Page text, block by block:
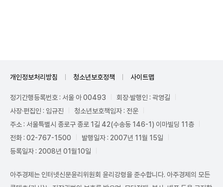
개인정보처리방침 청소년보호정책 사이트맵
정기간행등록번호 : 서울 아 00493
회장·발행인 : 곽영길
사장·편집인 : 임규진
청소년보호책임자 : 전운
주소 : 서울특별시 종로구 종로 1길 42(수송동 146-1) 이마빌딩 11층
전화 : 02-767-1500
발행일자 : 2007년 11월 15일
등록일자 : 2008년 01월10일
아주경제는 인터넷신문윤리위원회 윤리강령을 준수합니다. 아주경제의 모든